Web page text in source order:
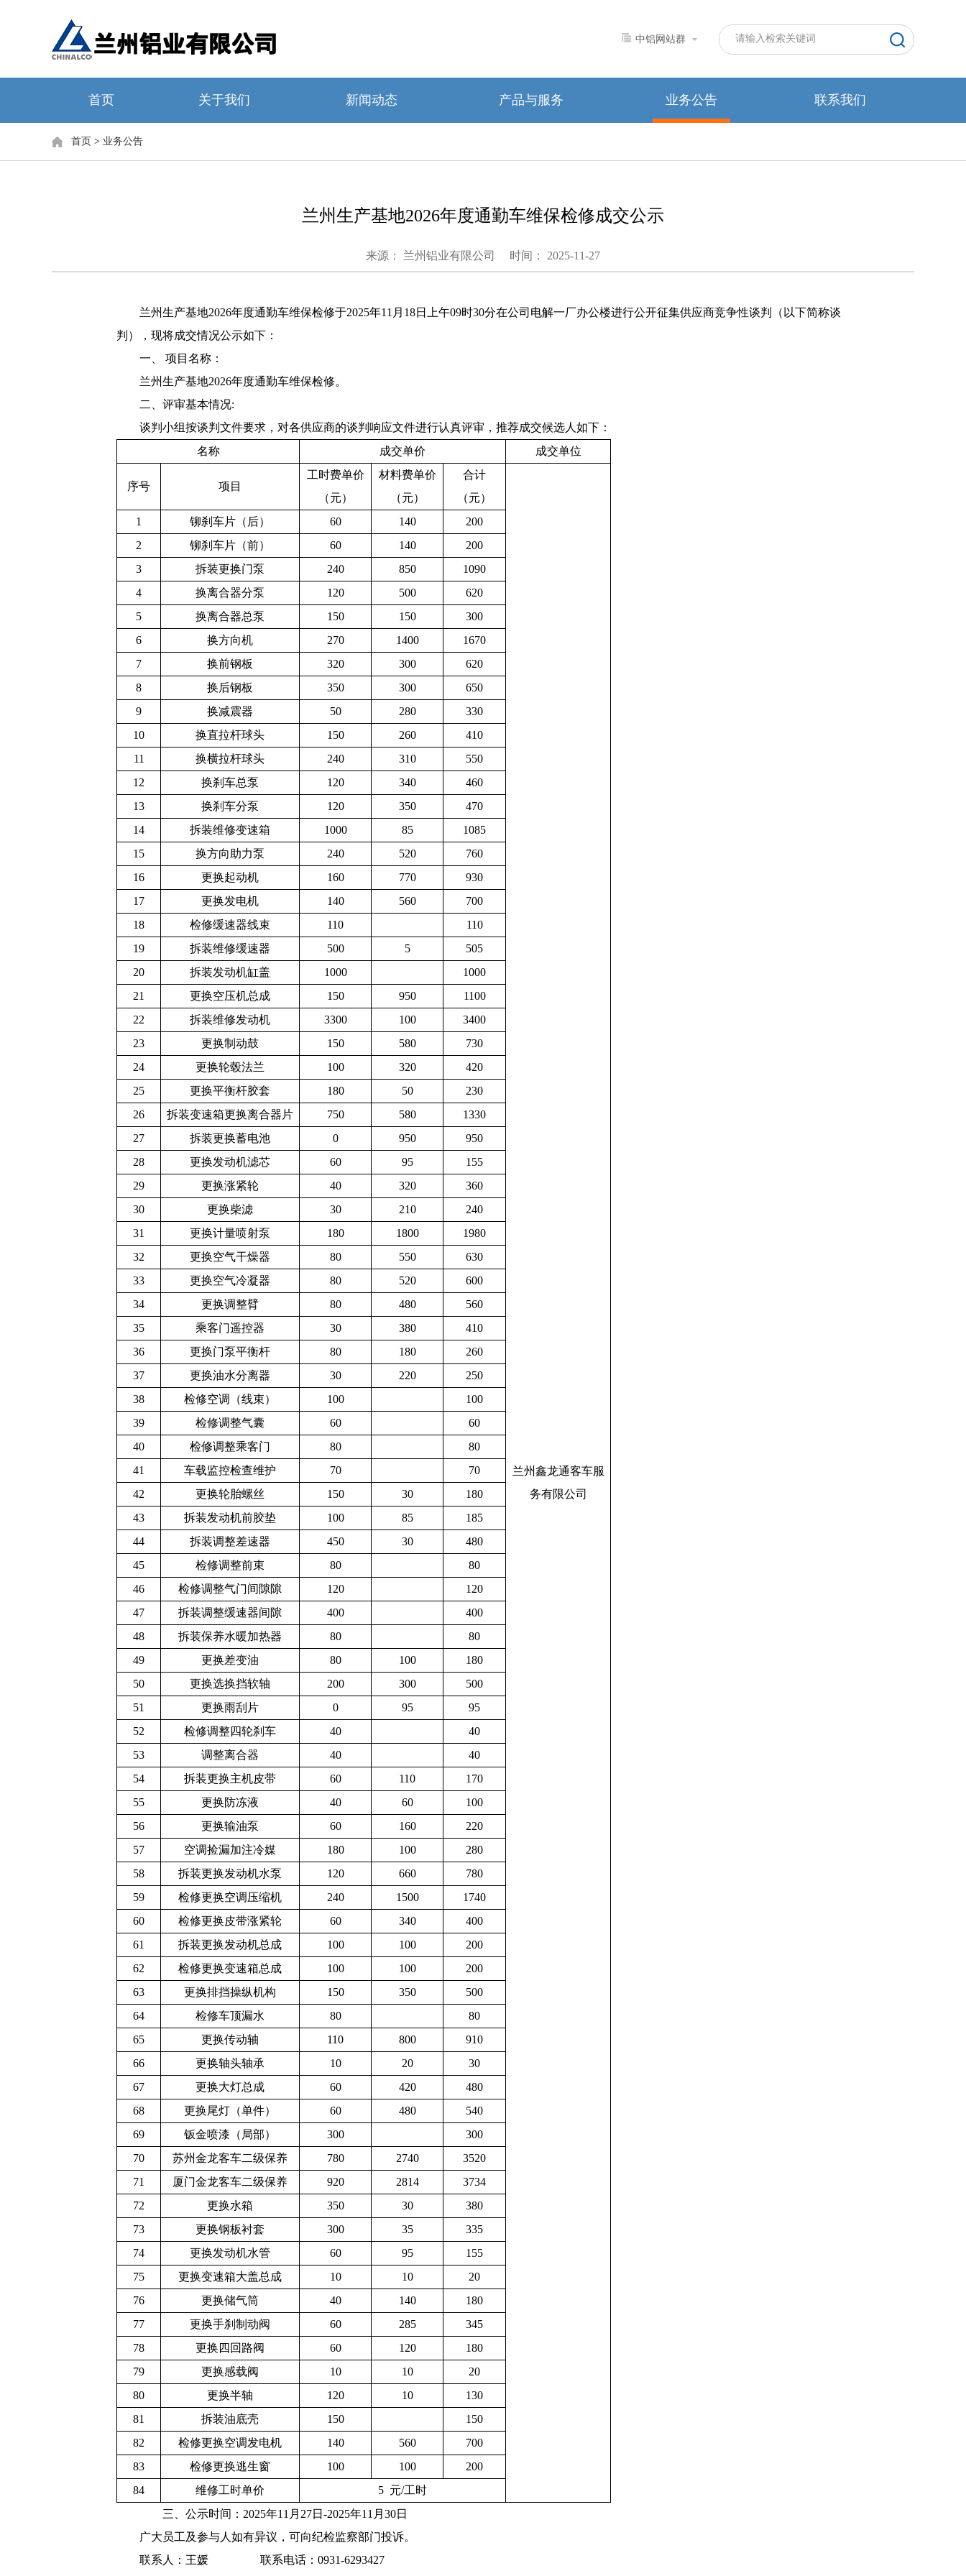
中铝网站群
首页 关于我们 新闻动态 产品与服务 业务公告 联系我们
首页 > 业务公告
兰州生产基地2026年度通勤车维保检修成交公示
来源： 兰州铝业有限公司 时间： 2025-11-27
兰州生产基地2026年度通勤车维保检修于2025年11 月 18日 上午09时30分在公司电解一厂办公楼进行公开征集供应商竞争性谈判
（以下简称谈
判）
，现将成交情况公示如下：
一、
项目名称：
兰州生产基地2026年度通勤车维保检修。
二、 评审基本情况:
谈判 小组按谈判 文件要求，对各供应商的谈判响应文件进行认真评审，推荐成交候选人如下：
名称
成交单价 成交单位
序号 项目
工时费单价
（元）
材料费单价
（元）
合计
（元）
兰州鑫龙通客车服
务有限公司
1 铆刹车片（后） 60 140
200
2
铆刹车片（前） 60 140
200
3
拆装更换门泵 240 850
1090
4
换离合器分泵 120 500
620
5
换离合器总泵 150 150
300
6
换方向机 270 1400
1670
7
换前钢板 320 300
620
8
换后钢板 350 300
650
9
换减震器 50 280
330
10
换直拉杆球头 150 260
410
11
换横拉杆球头 240 310
550
12
换刹车总泵 120 340
460
13
换刹车分泵 120 350
470
14
拆装维修变速箱 1000 85
1085
15
换方向助力泵 240 520
760
16
更换起动机 160 770
930
17
更换发电机 140 560
700
18
检修缓速器线束 110
110
19
拆装维修缓速器 500 5
505
20
拆装发动机缸盖 1000
1000
21
更换空压机总成 150 950
1100
22
拆装维修发动机 3300 100
3400
23
更换制动鼓 150 580
730
24
更换轮毂法兰 100 320
420
25
更换平衡杆胶套 180 50
230
26
拆装变速箱更换离合器片 750 580
1330
27
拆装更换蓄电池 0 950
950
28
更换发动机滤芯 60 95
155
29
更换涨紧轮 40 320
360
30
更换柴滤 30 210
240
31
更换计量喷射泵 180 1800
1980
32
更换空气干燥器 80 550
630
33
更换空气冷凝器 80 520
600
34
更换调整臂 80 480
560
35
乘客门遥控器 30 380
410
36
更换门泵平衡杆 80 180
260
37
更换油水分离器 30 220
250
38
检修空调（线束） 100
100
39
检修调整气囊 60
60
40
检修调整乘客门 80
80
41
车载监控检查维护 70
70
42
更换轮胎螺丝 150 30
180
43
拆装发动机前胶垫 100 85
185
44
拆装调整差速器 450 30
480
45
检修调整前束 80
80
46
检修调整气门间 隙隙 120
120
47
拆装调整缓速器间隙 400
400
48
拆装保养水暖加热器 80
80
49
更换差变油 80 100
180
50
更换选换挡软轴 200 300
500
51
更换雨刮片 0 95
95
52
检修调整四轮刹 车 40
40
53
调整离合器 40
40
54
拆装更换主机皮带 60 110
170
55
更换防冻液 40 60
100
56
更换输油泵 60 160
220
57
空调捡漏加注冷媒 180 100
280
58
拆装更换发动机水泵 120 660
780
59
检修更换空调压缩机 240 1500
1740
60
检修更换皮带涨紧轮 60 340
400
61
拆装更换发动机总成 100 100
200
62
检修更换变速箱总成 100 100
200
63
更换排挡操纵机构 150 350
500
64
检修车顶漏水 80
80
65
更换传动轴 110 800
910
66
更换轴头轴承 10 20
30
67
更换大灯总成 60 420
480
68
更换尾灯（单件） 60 480
540
69
钣金喷漆（局部） 300
300
70
苏州金龙客车二级保养 780 2740
3520
71
厦门金龙客车二级保养 920 2814
3734
72
更换水箱 350 30
380
73
更换钢板衬套 300 35
335
74
更换发动机水管 60 95
155
75
更换变速箱大盖总成 10 10
20
76
更换储气筒 40 140
180
77
更换手刹制动阀 60 285
345
78
更换四回路阀 60 120
180
79
更换感载阀 10 10
20
80
更换半轴 120 10
130
81
拆装油底壳 150
150
82
检修更换空调发电机 140 560
700
83
检修更换逃生窗 100 100
200
84
维修工时单价 5 元/工时
三、公示时间： 2025年11 月 27日 -2025年11 月 30日
广大员工及参与人如有异议，可向纪检监察部门投诉。
联系人： 王媛 联系电话： 0931-6293427